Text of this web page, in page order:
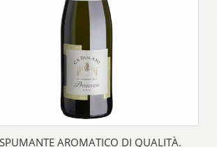
AROMATICO DI QUALITÀ.